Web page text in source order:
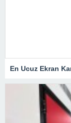
En Ucuz Ekran